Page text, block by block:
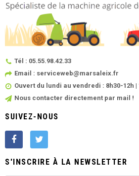
Tél : 05.55.98.42.33
Email : serviceweb@marsaleix.fr
Ouvert du lundi au vendredi : 8h30-12h |
Nous contacter directement par mail !
SUIVEZ-NOUS
S'INSCRIRE À LA NEWSLETTER